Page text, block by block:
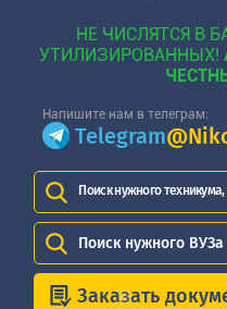
НЕ ЧИСЛЯТСЯ В
УТИЛИЗИРОВАННЫХ!
Напишите нам в телеграм:
Telegram
Поиск нужного
Поиск нужного ВУЗа
Заказать